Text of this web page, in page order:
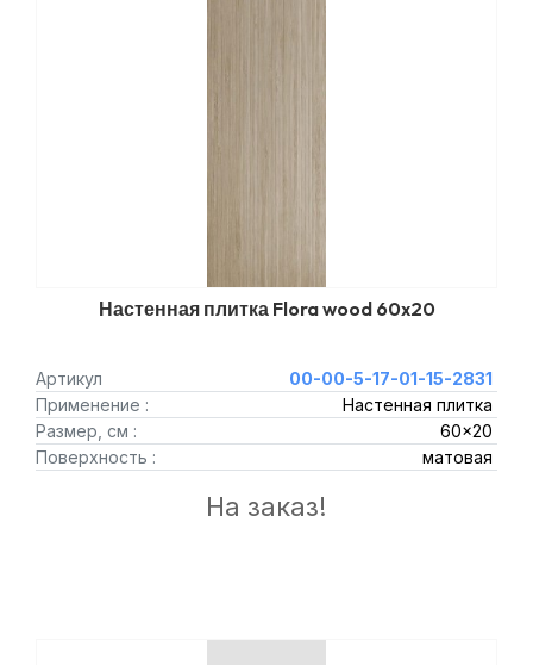
Настенная плитка Flora wood 60x20
Артикул
00-00-5-17-01-15-2831
Применение :
Настенная плитка
Размер, см :
60x20
Поверхность :
матовая
На заказ!